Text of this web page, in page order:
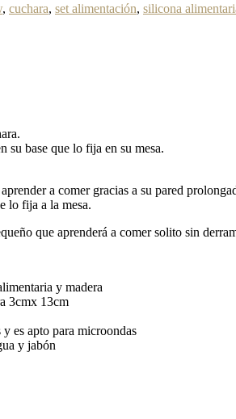
, cuchara, set alimentación, silicona
su base que lo fija en su mesa.
a comer gracias a su pared
lo fija a la mesa.
que aprenderá a comer solito sin
y madera
3cmx 13cm
es apto para microondas
y jabón